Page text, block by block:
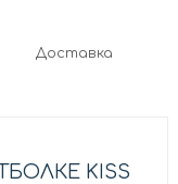
Доставка
KISS